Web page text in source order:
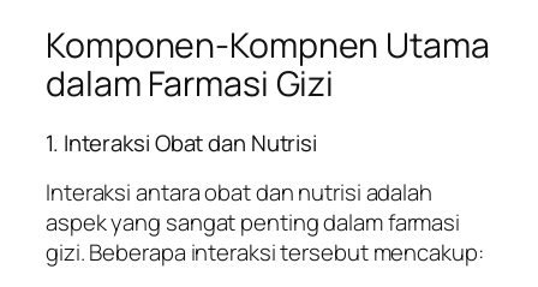
Komponen-Kompnen Utama
dalam Farmasi Gizi
1. Interaksi Obat dan Nutrisi
Interaksi antara obat dan nutrisi adalah
aspek yang sangat penting dalam farmasi
gizi. Beberapa interaksi tersebut mencakup: